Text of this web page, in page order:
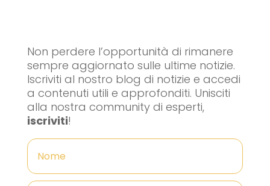
Non perdere l’opportunità di rimanere
sempre aggiornato sulle ultime notizie.
Iscriviti al nostro blog di notizie e accedi
a contenuti utili e approfonditi. Unisciti
alla nostra community di esperti,
iscriviti!